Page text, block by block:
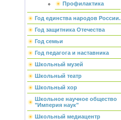
Профилактика
Год единства народов России.
Год защитника Отечества
Год семьи
Год педагога и наставника
Школьный музей
Школьный театр
Школьный хор
Школьное научное общество
"Империя наук"
Школьный медиацентр